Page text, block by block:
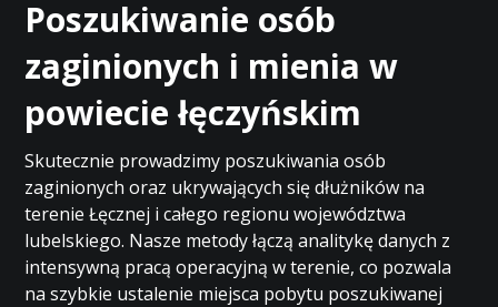
Poszukiwanie osób
zaginionych i mienia w
powiecie łęczyńskim
Skutecznie prowadzimy poszukiwania osób
zaginionych oraz ukrywających się dłużników na
terenie Łęcznej i całego regionu województwa
lubelskiego. Nasze metody łączą analitykę danych z
intensywną pracą operacyjną w terenie, co pozwala
na szybkie ustalenie miejsca pobytu poszukiwanej